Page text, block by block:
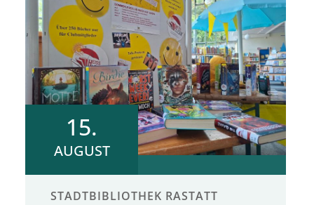
15.
AUGUST
STADTBIBLIOTHEK RASTATT